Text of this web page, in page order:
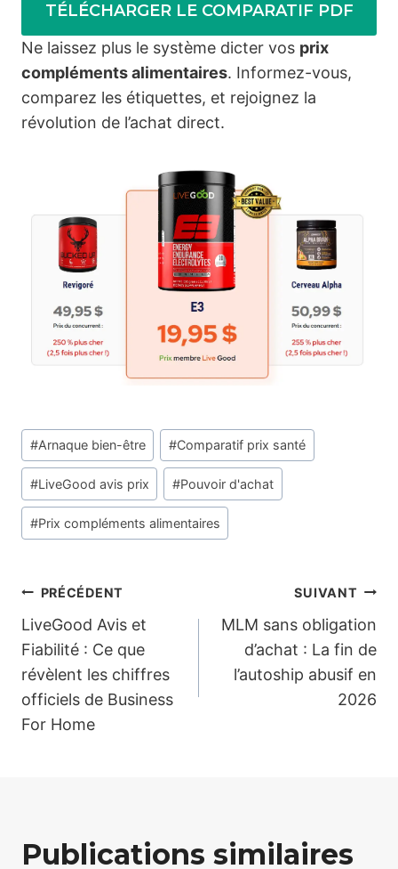
TÉLÉCHARGER LE COMPARATIF PDF
Ne laissez plus le système dicter vos prix
compléments alimentaires. Informez-vous,
comparez les étiquettes, et rejoignez la
révolution de l’achat direct.
Étiquettes
de
la
publication :
#Arnaque bien-être #Comparatif prix santé
#LiveGood avis prix #Pouvoir d'achat
#Prix compléments alimentaires
Navigation
de
l’article
PRÉCÉDENT
LiveGood Avis et
Fiabilité : Ce que
révèlent les chiffres
officiels de Business
For Home
SUIVANT
MLM sans obligation
d’achat : La fin de
l’autoship abusif en
2026
Publications similaires